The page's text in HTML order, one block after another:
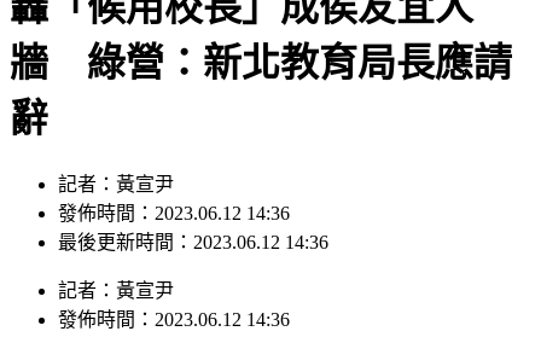
轟「候用校長」成侯友宜人
牆 綠營：新北教育局長應請
辭
記者：黃宣尹
發佈時間：2023.06.12 14:36
記者：黃宣尹